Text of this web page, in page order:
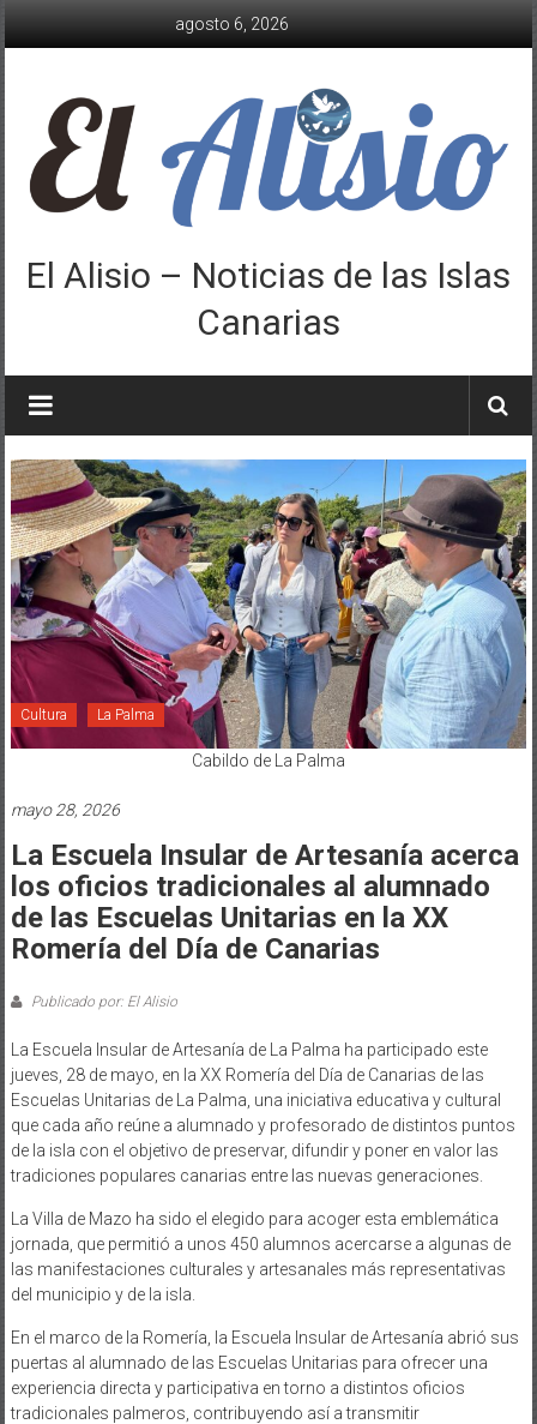
agosto 6, 2026
El Alisio – Noticias de las Islas
Canarias
Cultura La Palma
Cabildo de La Palma
mayo 28, 2026
La Escuela Insular de Artesanía acerca
los oficios tradicionales al alumnado
de las Escuelas Unitarias en la XX
Romería del Día de Canarias
Publicado por: El Alisio
La Escuela Insular de Artesanía de La Palma ha participado este
jueves, 28 de mayo, en la XX Romería del Día de Canarias de las
Escuelas Unitarias de La Palma, una iniciativa educativa y cultural
que cada año reúne a alumnado y profesorado de distintos puntos
de la isla con el objetivo de preservar, difundir y poner en valor las
tradiciones populares canarias entre las nuevas generaciones.
La Villa de Mazo ha sido el elegido para acoger esta emblemática
jornada, que permitió a unos 450 alumnos acercarse a algunas de
las manifestaciones culturales y artesanales más representativas
del municipio y de la isla.
En el marco de la Romería, la Escuela Insular de Artesanía abrió sus
puertas al alumnado de las Escuelas Unitarias para ofrecer una
experiencia directa y participativa en torno a distintos oficios
tradicionales palmeros, contribuyendo así a transmitir